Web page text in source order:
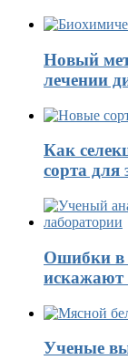
Новый
лечении
Как
сорта для
Ошибки в
искажают
Ученые